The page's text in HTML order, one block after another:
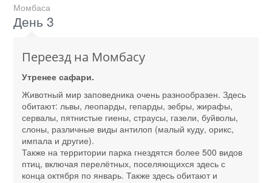
Момбаса
День 3
Переезд на Момбасу
Утренее сафари.
Животный мир заповедника очень разнообразен. Здесь
обитают: львы, леопарды, гепарды, зебры, жирафы,
сервалы, пятнистые гиены, страусы, газели, буйволы,
слоны, различные виды антилоп (малый куду, орикс,
импала и другие).
Также на территории парка гнездятся более 500 видов
птиц, включая перелётных, поселяющихся здесь с
конца октября по январь. Также здесь обитают и